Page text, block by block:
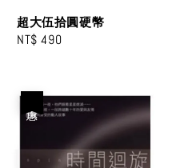
超大伍拾圓硬幣
Regular
NT$ 490